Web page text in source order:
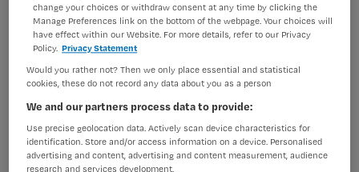
ERVARING
Starter
DIENSTVERBAND
Fulltime
Vacature niet beschikbaar
Deze vacature Verpleegkundige Ouderenpsychiatrie bij
GGz Centraal is niet meer actueel. Hieronder staan
enkele vergelijkbare vacatures die voor u wellicht
change your choices or withdraw consent at any time by clicking the
Manage Preferences link on the bottom of the webpage. Your choices will
have effect within our Website. For more details, refer to our Privacy
Policy. Privacy Statement
Would you rather not? Then we only place essential and statistical
cookies, these do not record any data about you as a person
We and our partners process data to provide:
Use precise geolocation data. Actively scan device characteristics for
identification. Store and/or access information on a device. Personalised
advertising and content, advertising and content measurement, audience
research and services development.